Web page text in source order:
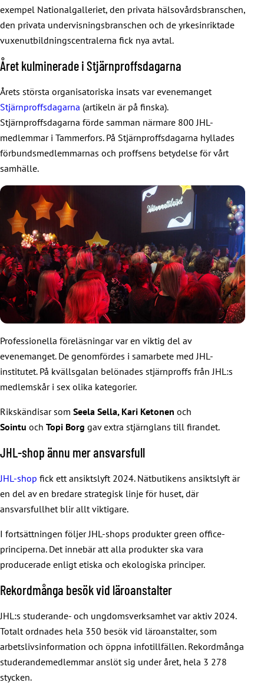
exempel Nationalgalleriet, den privata hälsovårdsbranschen,
den privata undervisningsbranschen och de yrkesinriktade
vuxenutbildningscentralerna fick nya avtal.
Året kulminerade i Stjärnproffsdagarna
Årets största organisatoriska insats var evenemanget
Stjärnproffsdagarna (artikeln är på finska).
Stjärnproffsdagarna förde samman närmare 800 JHL-
medlemmar i Tammerfors. På Stjärnproffsdagarna hyllades
förbundsmedlemmarnas och proffsens betydelse för vårt
samhälle.
Professionella föreläsningar var en viktig del av
evenemanget. De genomfördes i samarbete med JHL-
institutet. På kvällsgalan belönades stjärnproffs från JHL:s
medlemskår i sex olika kategorier.
Rikskändisar som Seela Sella, Kari Ketonen och
Sointu och Topi Borg gav extra stjärnglans till firandet.
JHL-shop ännu mer ansvarsfull
JHL-shop fick ett ansiktslyft 2024. Nätbutikens ansiktslyft är
en del av en bredare strategisk linje för huset, där
ansvarsfullhet blir allt viktigare.
I fortsättningen följer JHL-shops produkter green office-
principerna. Det innebär att alla produkter ska vara
producerade enligt etiska och ekologiska principer.
Rekordmånga besök vid läroanstalter
JHL:s studerande- och ungdomsverksamhet var aktiv 2024.
Totalt ordnades hela 350 besök vid läroanstalter, som
arbetslivsinformation och öppna infotillfällen. Rekordmånga
studerandemedlemmar anslöt sig under året, hela 3 278
stycken.